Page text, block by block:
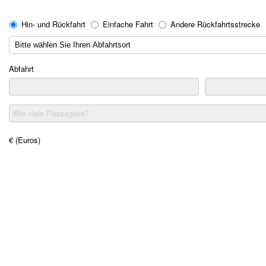
Hin- und Rückfahrt Einfache Fahrt Andere Rückfahrtsstrecke
Abfahrt
Wie viele Passagiere?
€ (Euros)